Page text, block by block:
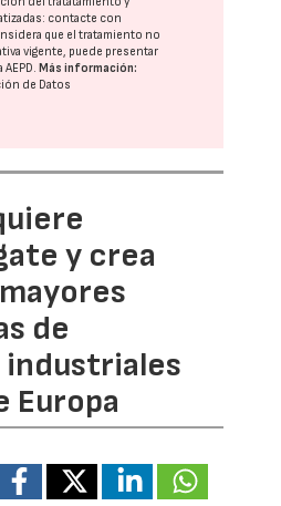
contacte con
que el tratamiento no
vigente, puede presentar
AEPD. Más información:
de Datos
y crea
de
industriales
Europa